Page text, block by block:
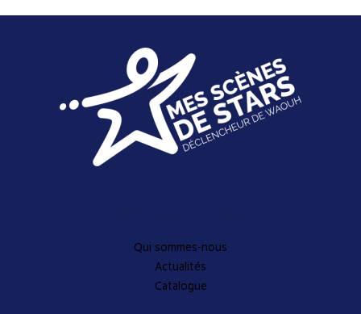
Qui sommes-nous
Actualités
Catalogue